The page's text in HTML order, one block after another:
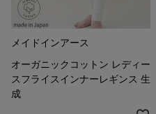
メイドインアース
オーガニックコットン レディー
スフライスインナーレギンス 生
成